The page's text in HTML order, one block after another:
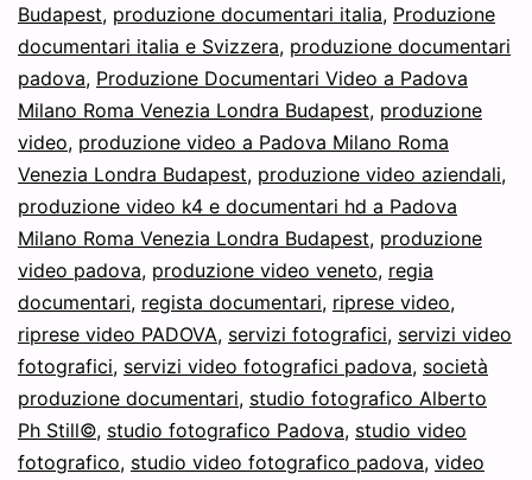
Budapest, produzione documentari italia, Produzione
documentari italia e Svizzera, produzione documentari
padova, Produzione Documentari Video a Padova
Milano Roma Venezia Londra Budapest, produzione
video, produzione video a Padova Milano Roma
Venezia Londra Budapest, produzione video aziendali,
produzione video k4 e documentari hd a Padova
Milano Roma Venezia Londra Budapest, produzione
video padova, produzione video veneto, regia
documentari, regista documentari, riprese video,
riprese video PADOVA, servizi fotografici, servizi video
fotografici, servizi video fotografici padova, società
produzione documentari, studio fotografico Alberto
Ph Still©, studio fotografico Padova, studio video
fotografico, studio video fotografico padova, video